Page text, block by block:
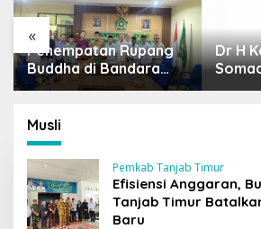
«
Dr H Kemas Arsyad
Somad, Sosok Ramah
Tanpa Kehilangan
Musli
Pemkab Tanjab Timur
Efisiensi Anggaran,
Tanjab Timur
Baru